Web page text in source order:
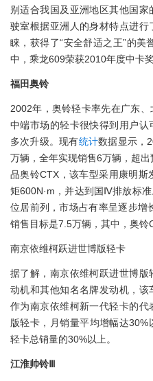
别适合我国及亚洲地区其他国
驶室根据亚洲人的身材特点进行
睐，获得了“安全舒适之王”的美
中，乘龙609荣获2010年度中卡奖
福田奥铃
2002年，奥铃轻卡率先在广东
中端市场的轻卡很快得到用户
多次升级。现有统计数据显示，
万辆，全年实现销售6万辆，超
品奥铃CTX，该车型采用康明斯
矩600N·m，并达到国Ⅳ排放标
位居前列，市场占有率呈逐步增
销售目标是7.5万辆，其中，奥铃
南京依维柯跃进世博版轻卡
据了解，南京依维柯跃进世博
动机和其他知名名牌发动机，该
作为南京依维柯新一代轻卡的
版轻卡，月销量平均增幅达
轻卡总销量的30%以上。
江淮帅铃Ⅲ